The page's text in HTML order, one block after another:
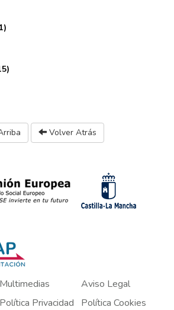
Volver Atrás
Multimedias
Aviso Legal
Política Privacidad
Política Cookies